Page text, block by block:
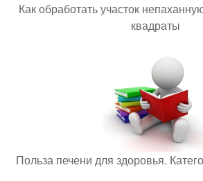
Как обработать участок
квадраты
Польза печени для здоровья.